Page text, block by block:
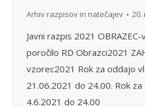
Arhiv razpisov in natečajev 20.
Javni razpis 2021
poročilo RD Obrazci2021
vzorec2021 Rok za oddajo
21.06.2021 do 24.00. Rok
4.6.2021 do 24.00